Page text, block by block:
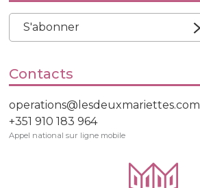
S'abonner
Contacts
operations@lesdeuxmariettes.com
+351 910 183 964
Appel national sur ligne mobile